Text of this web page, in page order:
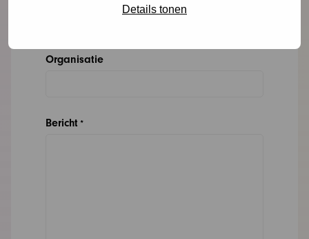
Details tonen
Organisatie
Bericht *